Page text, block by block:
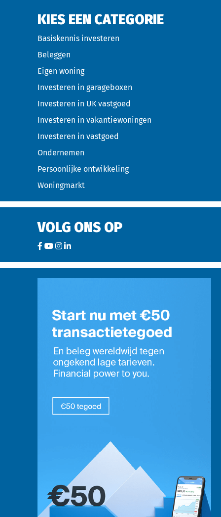
KIES EEN CATEGORIE
Basiskennis investeren
Beleggen
Eigen woning
Investeren in garageboxen
Investeren in UK vastgoed
Investeren in vakantiewoningen
Investeren in vastgoed
Ondernemen
Persoonlijke ontwikkeling
Woningmarkt
VOLG ONS OP